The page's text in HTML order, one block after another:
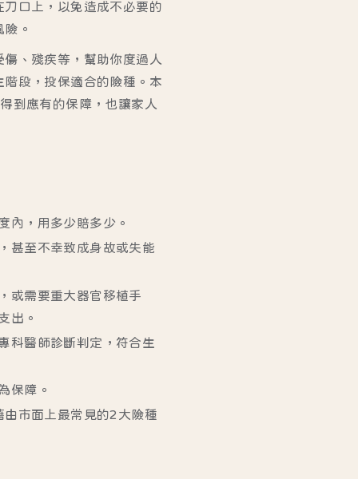
口上，以免造成不必要的
。
、殘疾等，幫助你度過人
段，投保適合的險種。本
到應有的保障，也讓家人
內，用多少賠多少。
甚至不幸致成身故或失能
或需要重大器官移植手
出。
科醫師診斷判定，符合生
保障。
市面上最常見的2大險種